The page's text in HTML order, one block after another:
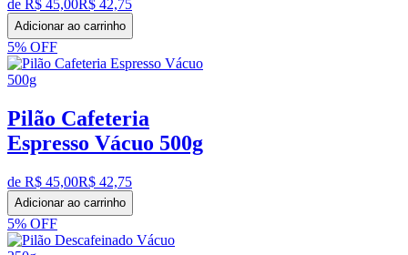
de R$ 45,00R$ 42,75
Adicionar ao carrinho
5% OFF
Pilão Cafeteria
Espresso Vácuo 500g
de R$ 45,00R$ 42,75
Adicionar ao carrinho
5% OFF